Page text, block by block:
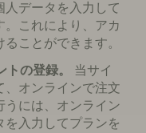
人データを入力して
。これにより、アカ
ことができます。
の登録。
当サイ
、オンラインで注文
うには、オンライン
を入力してプランを